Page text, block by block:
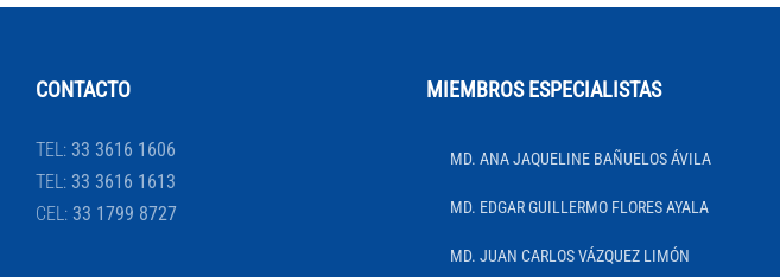
CONTACTO
TEL: 33 3616 1606
TEL: 33 3616 1613
CEL: 33 1799 8727
MIEMBROS ESPECIALISTAS
MD. ANA JAQUELINE BAÑUELOS ÁVILA
MD. EDGAR GUILLERMO FLORES AYALA
MD. JUAN CARLOS VÁZQUEZ LIMÓN